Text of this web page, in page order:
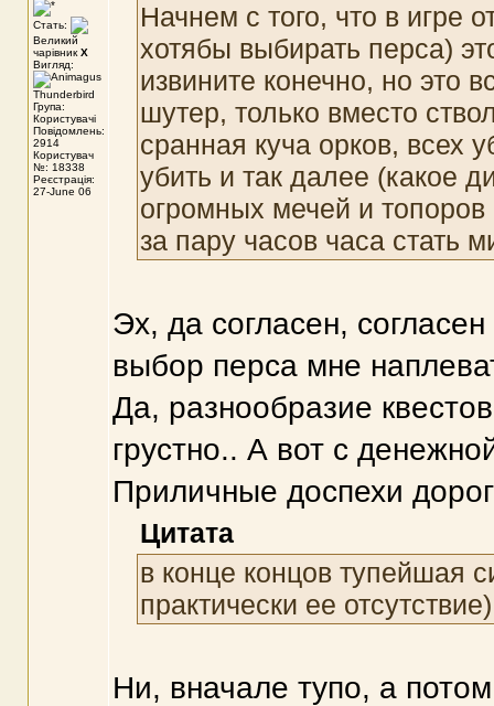
Стать:
Великий
чарівник X
Вигляд:
Група:
Користувачі
Повідомлень:
2914
Користувач
№: 18338
Реєстрація:
27-June 06
Начнем с того, что в игре
хотябы выбирать перса)
извините конечно, но это
шутер, только вместо
сранная куча орков, всех
убить и так далее (какое
огромных мечей и
за пару часов часа стать
Эх, да согласен,
выбор перса мне
Да, разнообразие
грустно.. А вот с
Приличные доспехи
Цитата
в конце концов тупейшая
практически ее
Ни, вначале тупо, а